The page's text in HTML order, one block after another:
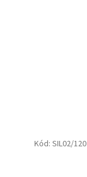
Kód: SIL02/120